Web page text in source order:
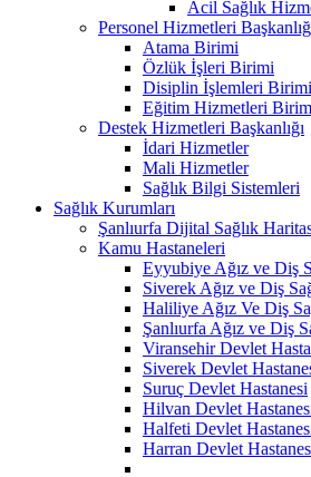
Acil Sağlık
Personel Hizmetleri
Atama Birimi
Özlük İşleri Birimi
Disiplin İşlemleri Birimi
Eğitim Hizmetleri
Destek Hizmetleri Başkanlığı
İdari Hizmetler
Mali Hizmetler
Sağlık Bilgi Sistemleri
Sağlık Kurumları
Şanlıurfa Dijital Sağlık
Kamu Hastaneleri
Eyyubiye Ağız ve Diş
Siverek Ağız ve Diş
Haliliye Ağız Ve Diş
Şanlıurfa Ağız ve Diş
Viransehir Devlet
Siverek Devlet
Suruç Devlet Hastanesi
Hilvan Devlet
Halfeti Devlet
Harran Devlet